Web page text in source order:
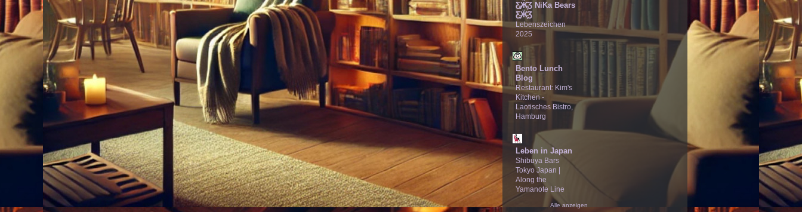
Ƹ̵̡Ӝ̵̨̄Ʒ NiKa Bears
Ƹ̵̡Ӝ̵̨̄Ʒ
Lebenszeichen
2025
Bento Lunch
Blog
Restaurant: Kim's
Kitchen -
Laotisches Bistro,
Hamburg
Leben in Japan
Shibuya Bars
Tokyo Japan |
Along the
Yamanote Line
Alle anzeigen